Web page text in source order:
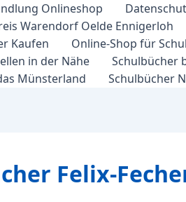
Onlineshop
Warendorf Oelde Ennigerloh
Kaufen
Online-Shop für
in der Nähe
Schulbücher
Münsterland
Schulbücher
Felix-